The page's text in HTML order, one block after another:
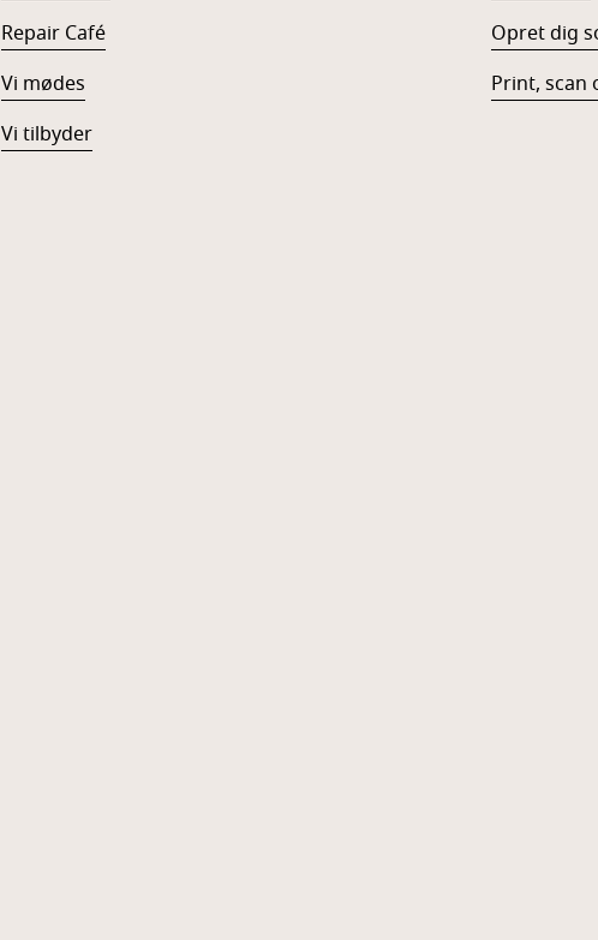
Repair Café
Vi mødes
Vi tilbyder
Opret dig
Print, scan